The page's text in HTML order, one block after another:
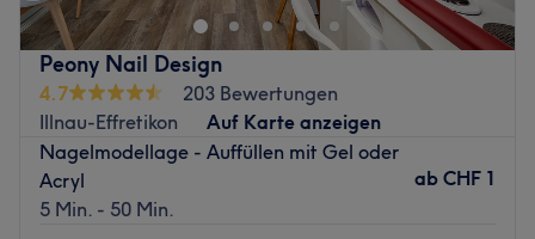
Peony Nail Design
4.7
203 Bewertungen
Illnau-Effretikon
Auf Karte anzeigen
Nagelmodellage - Auffüllen mit Gel oder
Acryl
5 Min. - 50 Min.
ab CHF 1